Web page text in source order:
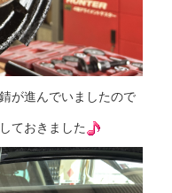
が進んでいましたので
ておきました